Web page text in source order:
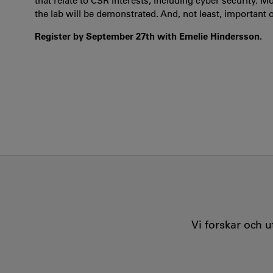
the lab will be demonstrated. And, not least,
Register by September 27th with Emelie Hindersson.
Vi forskar och